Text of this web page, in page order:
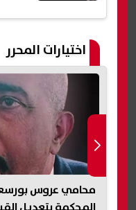
اختيارات المحرر
محامي عروس